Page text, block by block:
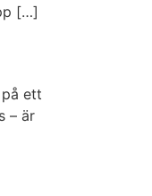
[…]
ett
– är